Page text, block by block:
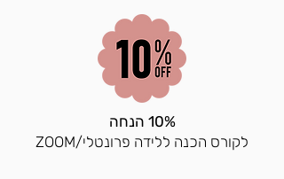
10% הנחה
לקורס הכנה ללידה פרונטלי/ZOOM